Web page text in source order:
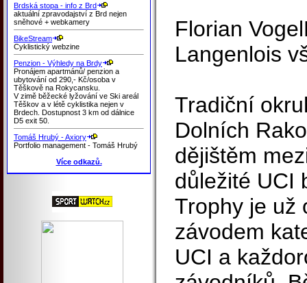
Brdská stopa - info z Brd
aktuální zpravodajství z Brd nejen
sněhové + webkamery
BikeStream
Cyklistický webzine
Penzion - Výhledy na Brdy
Pronájem apartmánů/ penzion a
ubytování od 290,- Kč/osoba v
Těškově na Rokycansku.
V zimě běžecké lyžování ve Ski areál
Těškov a v létě cyklistika nejen v
Brdech. Dostupnost 3 km od dálnice
D5 exit 50.
Tomáš Hrubý - Axiory
Portfolio management - Tomáš Hrubý
Více odkazů.
Florian
Langenlois
Tradiční
Dolních
dějištěm
důležité UCI
Trophy je už
závodem
UCI a